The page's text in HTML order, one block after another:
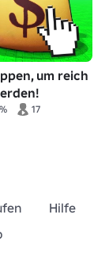
um reich
17
Hilfe